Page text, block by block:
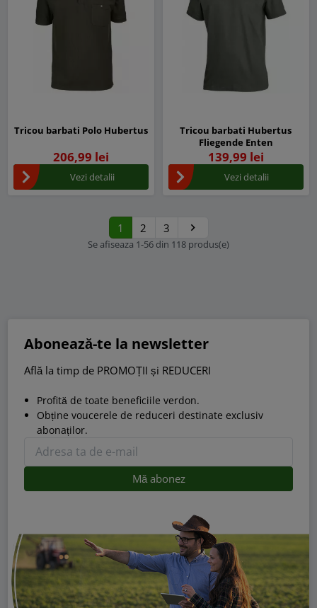
Tricou barbati Polo Hubertus
206,99 lei
Vezi detalii
Tricou barbati Hubertus
Fliegende Enten
139,99 lei
Vezi detalii
1 2 3 Urmatorul

Se afiseaza 1-56 din 118 produs(e)
Abonează-te la newsletter
Află la timp de PROMOȚII și REDUCERI
Profită de toate beneficiile verdon.
Obține voucerele de reduceri destinate exclusiv
abonaților.